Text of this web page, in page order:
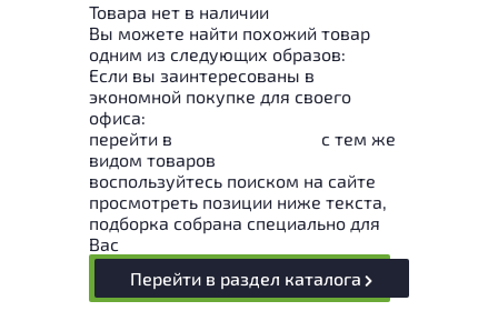
Товара нет в наличии
Вы можете найти похожий товар
одним из следующих образов:
Если вы заинтересованы в
экономной покупке для своего
офиса:
перейти в
с тем же
видом товаров
воспользуйтесь поиском на сайте
просмотреть позиции ниже текста,
подборка собрана специально для
Вас
Перейти в раздел каталога